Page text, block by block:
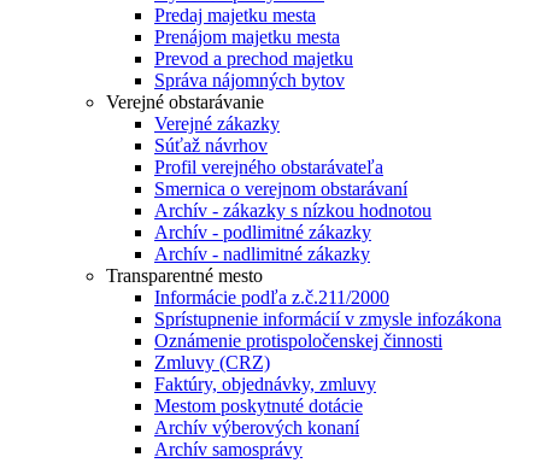
Predaj majetku mesta
Prenájom majetku mesta
Prevod a prechod majetku
Správa nájomných bytov
Verejné obstarávanie
Verejné zákazky
Súťaž návrhov
Profil verejného obstarávateľa
Smernica o verejnom obstarávaní
Archív - zákazky s nízkou hodnotou
Archív - podlimitné zákazky
Archív - nadlimitné zákazky
Transparentné mesto
Informácie podľa z.č.211/2000
Sprístupnenie informácií v zmysle infozákona
Oznámenie protispoločenskej činnosti
Zmluvy (CRZ)
Faktúry, objednávky, zmluvy
Mestom poskytnuté dotácie
Archív výberových konaní
Archív samosprávy